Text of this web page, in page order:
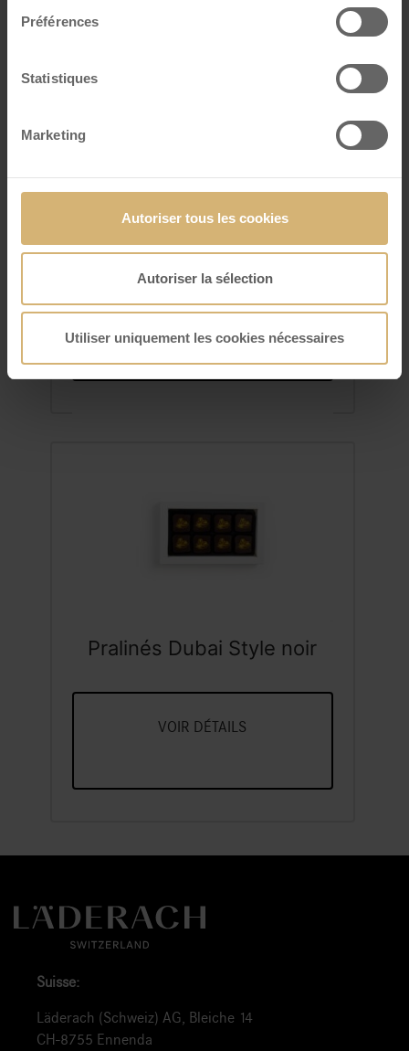
Préférences
Statistiques
Marketing
Autoriser tous les cookies
Autoriser la sélection
Utiliser uniquement les cookies nécessaires
FrischSchoggi Mini Classic
VOIR DÉTAILS
Pralinés Dubai Style noir
VOIR DÉTAILS
Suisse:
Läderach (Schweiz) AG, Bleiche 14
CH-8755 Ennenda